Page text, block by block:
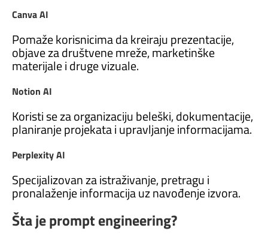
Canva AI
Pomaže korisnicima da kreiraju prezentacije,
objave za društvene mreže, marketinške
materijale i druge vizuale.
Notion AI
Koristi se za organizaciju beleški, dokumentacije,
planiranje projekata i upravljanje informacijama.
Perplexity AI
Specijalizovan za istraživanje, pretragu i
pronalaženje informacija uz navođenje izvora.
Šta je prompt engineering?